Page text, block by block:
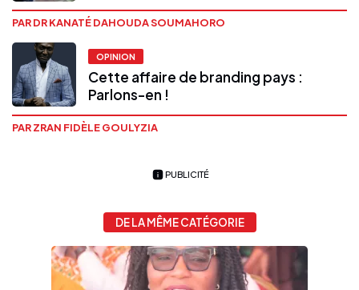
PAR DR KANATÉ DAHOUDA SOUMAHORO
OPINION
Cette affaire de branding pays :
Parlons-en !
PAR ZRAN FIDÈLE GOULYZIA
PUBLICITÉ
DE LA MÊME CATÉGORIE